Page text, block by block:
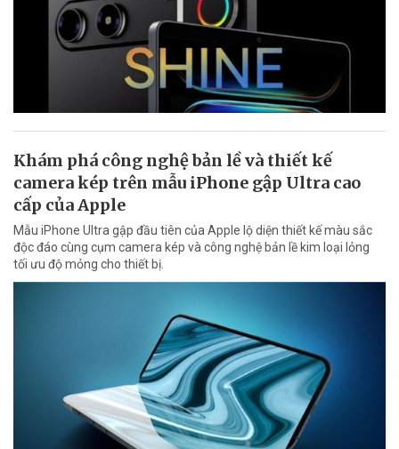
Khám phá công nghệ bản lề và thiết kế
camera kép trên mẫu iPhone gập Ultra cao
cấp của Apple
Mẫu iPhone Ultra gập đầu tiên của Apple lộ diện thiết kế màu sắc
độc đáo cùng cụm camera kép và công nghệ bản lề kim loại lỏng
tối ưu độ mỏng cho thiết bị.